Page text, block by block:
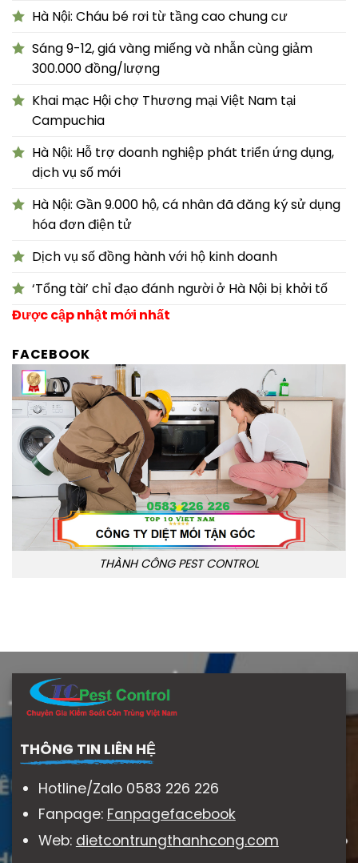
Hà Nội: Cháu bé rơi từ tầng cao chung cư
Sáng 9-12, giá vàng miếng và nhẫn cùng giảm
300.000 đồng/lượng
Khai mạc Hội chợ Thương mại Việt Nam tại
Campuchia
Hà Nội: Hỗ trợ doanh nghiệp phát triển ứng dụng,
dịch vụ số mới
Hà Nội: Gần 9.000 hộ, cá nhân đã đăng ký sử dụng
hóa đơn điện tử
Dịch vụ số đồng hành với hộ kinh doanh
‘Tổng tài’ chỉ đạo đánh người ở Hà Nội bị khởi tố
Được cập nhật mới nhất
FACEBOOK
THÀNH CÔNG PEST CONTROL
THÔNG TIN LIÊN HỆ
Hotline/Zalo 0583 226 226
Fanpage: Fanpagefacebook
Web: dietcontrungthanhcong.com